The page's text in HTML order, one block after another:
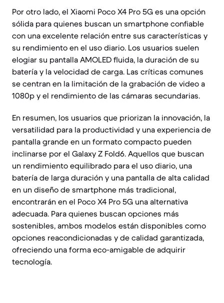
Por otro lado, el Xiaomi Poco X4 Pro 5G es una opción
sólida para quienes buscan un smartphone confiable
con una excelente relación entre sus características y
su rendimiento en el uso diario. Los usuarios suelen
elogiar su pantalla AMOLED fluida, la duración de su
batería y la velocidad de carga. Las críticas comunes
se centran en la limitación de la grabación de video a
1080p y el rendimiento de las cámaras secundarias.
En resumen, los usuarios que priorizan la innovación, la
versatilidad para la productividad y una experiencia de
pantalla grande en un formato compacto pueden
inclinarse por el Galaxy Z Fold6. Aquellos que buscan
un rendimiento equilibrado para el uso diario, una
batería de larga duración y una pantalla de alta calidad
en un diseño de smartphone más tradicional,
encontrarán en el Poco X4 Pro 5G una alternativa
adecuada. Para quienes buscan opciones más
sostenibles, ambos modelos están disponibles como
opciones reacondicionadas y de calidad garantizada,
ofreciendo una forma eco-amigable de adquirir
tecnología.